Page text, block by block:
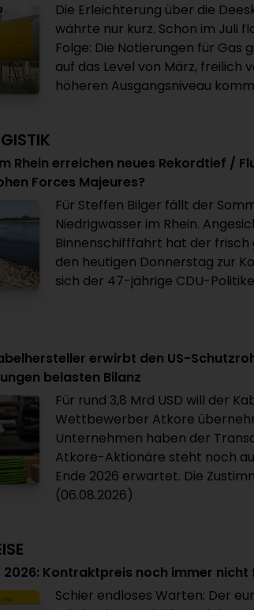
Die Erleichterung über die
währte nur kurz. Schon im Juli
Folge: Die Notierungen für Gas
auf das Level von März, freilich
höheren Ausgangsniveau
Rhein erreichen neues Rekordtief /
Forces Majeures?
Für Steffen Bilger fällt der
Niedrigwasser im Rhein.
Binnenschifffahrt hat der
den heutigen Donnerstag zur
sich der 47-jährige CDU-
erwirbt den US-
belasten Bilanz
Für rund 3,8 Mrd USD will der
Wettbewerber Atkore
Unternehmen haben der
Atkore-Aktionäre steht noch
Ende 2026 erwartet. Die
(06.08.2026)
2026: Kontraktpreis noch immer nicht
Schier endloses Warten: Der